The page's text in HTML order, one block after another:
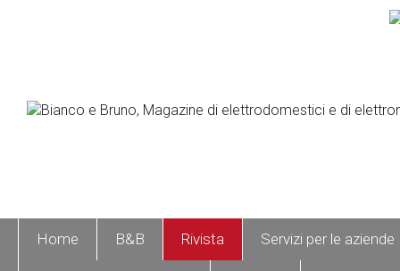
Home B&B Rivista Servizi per le aziende